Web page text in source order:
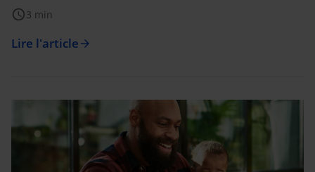
schedule3 min
Lire l'article arrow_forward